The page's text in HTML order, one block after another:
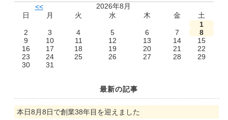
<<
2026年8月
日
月 火 水 木 金
土
1
2
3 4 5 6 7
8
9
10 11 12 13 14
15
16
17 18 19 20 21
22
23
24 25 26 27 28
29
30
31
最新の記事
本日8月8日で創業38年目を迎えました